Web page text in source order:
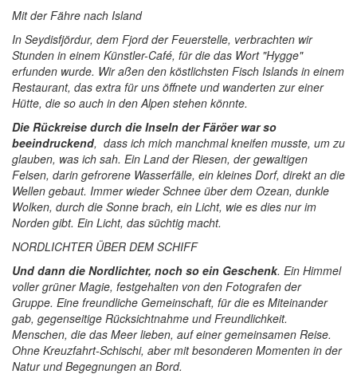
Mit der Fähre nach Island
In Seydisfjördur, dem Fjord der Feuerstelle, verbrachten wir
Stunden in einem Künstler-Café, für die das Wort "Hygge"
erfunden wurde. Wir aßen den köstlichsten Fisch Islands in einem
Restaurant, das extra für uns öffnete und wanderten zur einer
Hütte, die so auch in den Alpen stehen könnte.
Die Rückreise durch die Inseln der Färöer war so
beeindruckend, dass ich mich manchmal kneifen musste, um zu
glauben, was ich sah. Ein Land der Riesen, der gewaltigen
Felsen, darin gefrorene Wasserfälle, ein kleines Dorf, direkt an die
Wellen gebaut. Immer wieder Schnee über dem Ozean, dunkle
Wolken, durch die Sonne brach, ein Licht, wie es dies nur im
Norden gibt. Ein Licht, das süchtig macht.
NORDLICHTER ÜBER DEM SCHIFF
Und dann die Nordlichter, noch so ein Geschenk. Ein Himmel
voller grüner Magie, festgehalten von den Fotografen der
Gruppe. Eine freundliche Gemeinschaft, für die es Miteinander
gab, gegenseitige Rücksichtnahme und Freundlichkeit.
Menschen, die das Meer lieben, auf einer gemeinsamen Reise.
Ohne Kreuzfahrt-Schischi, aber mit besonderen Momenten in der
Natur und Begegnungen an Bord.